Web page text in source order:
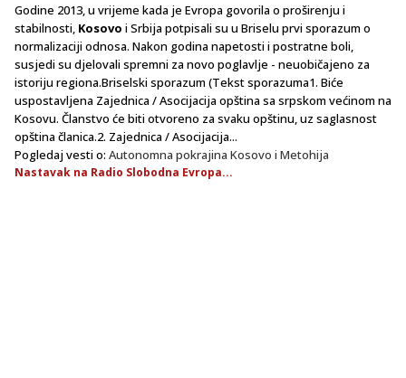
Godine 2013, u vrijeme kada je Evropa govorila o proširenju i
stabilnosti, Kosovo i Srbija potpisali su u Briselu prvi sporazum o
normalizaciji odnosa. Nakon godina napetosti i postratne boli,
susjedi su djelovali spremni za novo poglavlje - neuobičajeno za
istoriju regiona.Briselski sporazum (Tekst sporazuma1. Biće
uspostavljena Zajednica / Asocijacija opština sa srpskom većinom na
Kosovu. Članstvo će biti otvoreno za svaku opštinu, uz saglasnost
opština članica.2. Zajednica / Asocijacija...
Pogledaj vesti o: Autonomna pokrajina Kosovo i Metohija
Nastavak na Radio Slobodna Evropa...